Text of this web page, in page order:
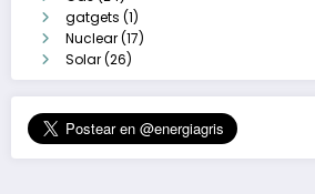
gatgets (1)
Nuclear(17)
Solar(26)